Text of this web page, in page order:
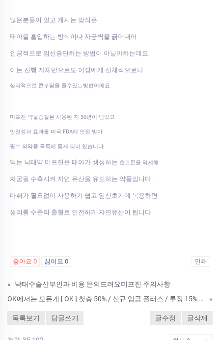
많은분들이 알고 계시는 방식은
태아를 흡입하는 방식이나 자궁벽을 긁어내어
인공적으로 임신중단하는 방법이 아닐까하는데요.
이는 진행 자체만으로도 여성에게 신체적으로나
심리적으로 큰부담을 줄수있는방법이에요
미프진 약물중절은 사용된 지 30년이 넘었고
안전성과 효과를 미국 FDA에 인정 받아
필수 의약품 목록에 등재 되어 있습니다
먹는 낙태약 미프진은 태아가 생성하는 호르몬을 억제해
자궁을 수축시켜 자연 유산을 유도하는 약품입니다.
마취가 필요없이 사용하기 쉽고 임신초기에 복용하면
생리통 수준의 출혈로 안전하게 자연유산이 됩니다.
좋아요 0 싫어요 0 인쇄
«
낙태수술산부인과 비용 믄의드려요미­프진 주의사항
OK에서는 모든게 [ OK ] 첫충 50% / 신규 입금 플러스 / 루징 15% / 무제재
»
목록보기 답글쓰기 글수정 글삭제